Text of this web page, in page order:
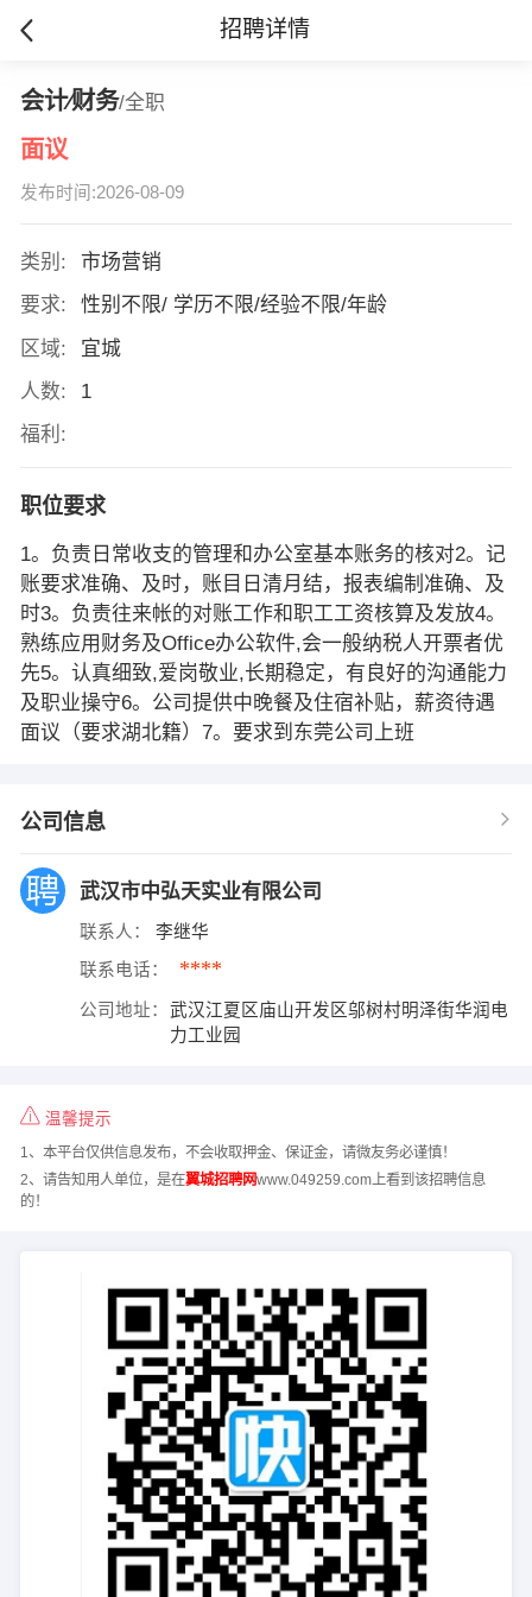
招聘详情
会计∕财务/全职
面议
发布时间:2026-08-09
类别:
市场营销
要求:
性别不限/ 学历不限/经验不限/年龄
区域:
宜城
人数:
1
福利:
职位要求
1。负责日常收支的管理和办公室基本账务的核对2。记
账要求准确、及时，账目日清月结，报表编制准确、及
时3。负责往来帐的对账工作和职工工资核算及发放4。
熟练应用财务及Office办公软件,会一般纳税人开票者优
先5。认真细致,爱岗敬业,长期稳定，有良好的沟通能力
及职业操守6。公司提供中晚餐及住宿补贴，薪资待遇
面议（要求湖北籍）7。要求到东莞公司上班
公司信息
武汉市中弘天实业有限公司
联系人： 李继华
联系电话： ****
公司地址：
武汉江夏区庙山开发区邬树村明泽街华润电
力工业园
温馨提示
1、本平台仅供信息发布，不会收取押金、保证金，请微友务必谨慎！
2、请告知用人单位，是在翼城招聘网www.049259.com上看到该招聘信息
的！